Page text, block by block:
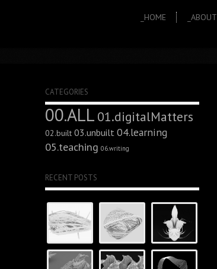
_HOME _ABOUT
CATEGORIES
00.ALL 01.digitalMatters
02.built 03.unbuilt 04.learning
05.teaching 06.writing
RECENT POSTS